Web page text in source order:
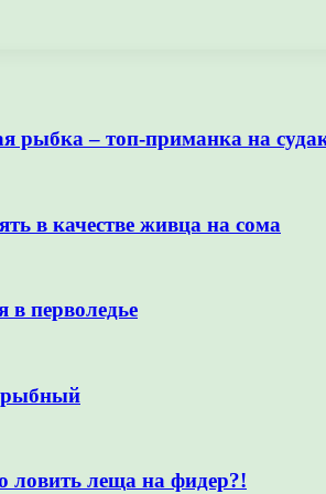
рыбка – топ-приманка на
в качестве живца на сома
в перволедье
рыбный
ловить леща на фидер?!